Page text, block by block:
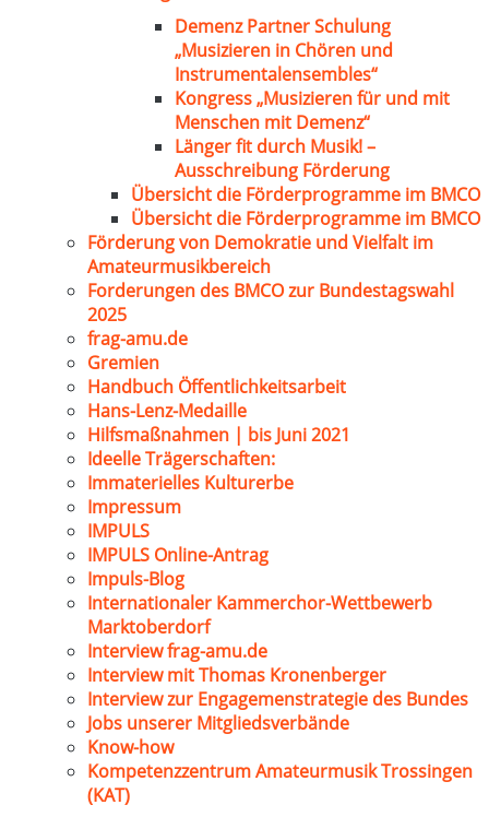
Demenz Partner Schulung
„Musizieren in Chören und
Instrumentalensembles“
Kongress „Musizieren für und mit
Menschen mit Demenz“
Länger fit durch Musik! –
Ausschreibung Förderung
Übersicht die Förderprogramme im BMCO
Übersicht die Förderprogramme im BMCO
Förderung von Demokratie und Vielfalt im
Amateurmusikbereich
Forderungen des BMCO zur Bundestagswahl
2025
frag-amu.de
Gremien
Handbuch Öffentlichkeitsarbeit
Hans-Lenz-Medaille
Hilfsmaßnahmen | bis Juni 2021
Ideelle Trägerschaften:
Immaterielles Kulturerbe
Impressum
IMPULS
IMPULS Online-Antrag
Impuls-Blog
Internationaler Kammerchor-Wettbewerb
Marktoberdorf
Interview frag-amu.de
Interview mit Thomas Kronenberger
Interview zur Engagemenstrategie des Bundes
Jobs unserer Mitgliedsverbände
Know-how
Kompetenzzentrum Amateurmusik Trossingen
(KAT)